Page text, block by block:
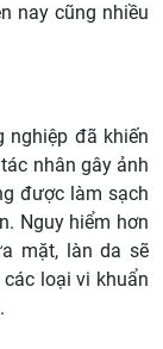
nay cũng nhiều
nghiệp đã khiến
nhân gây ảnh
được làm sạch
Nguy hiểm hơn
mặt, làn da sẽ
loại vi khuẩn